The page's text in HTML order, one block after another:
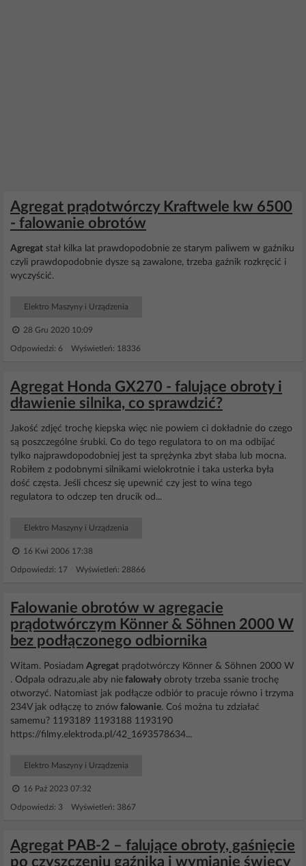
Agregat prądotwórczy Kraftwele kw 6500
- falowanie obrotów
Agregat stał kilka lat prawdopodobnie ze starym paliwem w gaźniku
czyli prawdopodobnie dysze są zawalone, trzeba gaźnik rozkręcić i
wyczyścić.
Elektro Maszyny i Urządzenia
28 Gru 2020 10:09
Odpowiedzi: 6 Wyświetleń: 18336
Agregat Honda GX270 - falujące obroty i
dławienie silnika, co sprawdzić?
Jakość zdjęć trochę kiepska więc nie powiem ci dokładnie do czego
są poszczególne śrubki. Co do tego regulatora to on ma odbijać
tylko najprawdopodobniej jest ta sprężynka zbyt słaba lub mocna.
Robiłem z podobnymi silnikami wielokrotnie i taka usterka była
dość częsta. Jeśli chcesz się upewnić czy jest to wina tego
regulatora to odczep ten drucik od...
Elektro Maszyny i Urządzenia
16 Kwi 2006 17:38
Odpowiedzi: 17 Wyświetleń: 28866
Falowanie obrotów w agregacie
prądotwórczym Könner & Söhnen 2000 W
bez podłączonego odbiornika
Witam. Posiadam Agregat prądotwórczy Könner & Söhnen 2000 W
. Odpala odrazu,ale aby nie falowały obroty trzeba ssanie trochę
otworzyć. Natomiast jak podłącze odbiór to pracuje równo i trzyma
234V jak odłączę to znów falowanie. Coś można tu zdziałać
samemu? 1193189 1193188 1193190
https://filmy.elektroda.pl/42_1693578634...
Elektro Maszyny i Urządzenia
16 Paź 2023 07:32
Odpowiedzi: 3 Wyświetleń: 3867
Agregat PAB-2 – falujące obroty, gaśnięcie
po czyszczeniu gaźnika i wymianie świecy